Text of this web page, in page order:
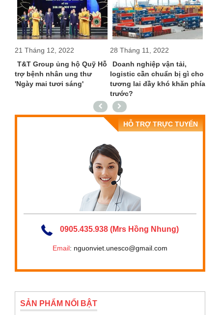
21 Tháng 12, 2022
T&T Group ủng hộ Quỹ Hỗ
trợ bệnh nhân ung thư
'Ngày mai tươi sáng'
28 Tháng 11, 2022
Doanh nghiệp vận tải,
logistic cần chuẩn bị gì cho
tương lai đầy khó khăn phía
trước?
HỖ TRỢ TRỰC TUYẾN
0905.435.938 (Mrs Hồng Nhung)
Email: nguonviet.unesco@gmail.com
SẢN PHẨM NỔI BẬT